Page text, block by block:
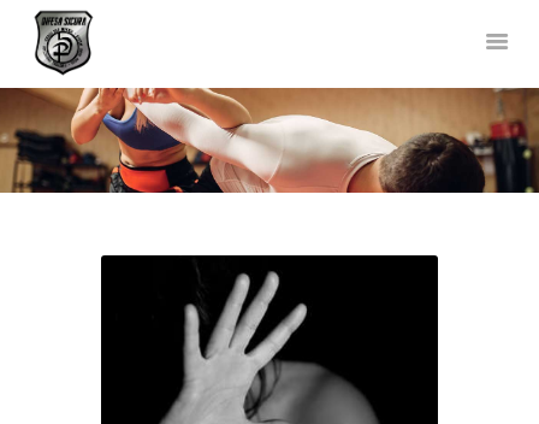
DIFESA SICURA KRAV MAGA
Corsi di Difesa Personale a Bergamo
HOME
CHI SIAMO
FOTO E VIDEO
COLLABORAZIONI
DOVE SIAMO